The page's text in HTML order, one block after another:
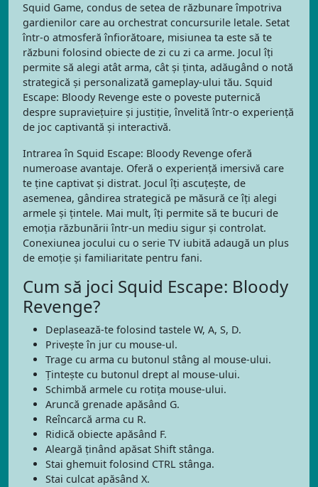
Squid Game, condus de setea de răzbunare împotriva
gardienilor care au orchestrat concursurile letale. Setat
într-o atmosferă înfiorătoare, misiunea ta este să te
răzbuni folosind obiecte de zi cu zi ca arme. Jocul îți
permite să alegi atât arma, cât și ținta, adăugând o notă
strategică și personalizată gameplay-ului tău. Squid
Escape: Bloody Revenge este o poveste puternică
despre supraviețuire și justiție, învelită într-o experiență
de joc captivantă și interactivă.
Intrarea în Squid Escape: Bloody Revenge oferă
numeroase avantaje. Oferă o experiență imersivă care
te ține captivat și distrat. Jocul îți ascuțește, de
asemenea, gândirea strategică pe măsură ce îți alegi
armele și țintele. Mai mult, îți permite să te bucuri de
emoția răzbunării într-un mediu sigur și controlat.
Conexiunea jocului cu o serie TV iubită adaugă un plus
de emoție și familiaritate pentru fani.
Cum să joci Squid Escape: Bloody
Revenge?
Deplasează-te folosind tastele W, A, S, D.
Privește în jur cu mouse-ul.
Trage cu arma cu butonul stâng al mouse-ului.
Țintește cu butonul drept al mouse-ului.
Schimbă armele cu rotița mouse-ului.
Aruncă grenade apăsând G.
Reîncarcă arma cu R.
Ridică obiecte apăsând F.
Aleargă ținând apăsat Shift stânga.
Stai ghemuit folosind CTRL stânga.
Stai culcat apăsând X.